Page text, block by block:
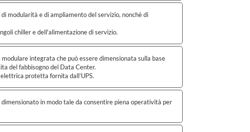
modularità e di ampliamento del servizio, nonchè di
chiller e dell'alimentazione di servizio.
integrata che può essere dimensionata sulla base
del fabbisogno del Data Center.
protetta fornita dall’UPS.
in modo tale da consentire piena operatività per